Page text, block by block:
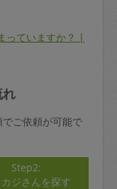
っていますか？ |
ご依頼が可能で
Step2:
ジさんを探す